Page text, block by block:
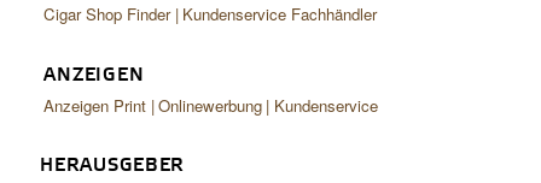
Cigar Shop Finder Kundenservice Fachhändler
ANZEIGEN
Anzeigen Print Onlinewerbung Kundenservice
HERAUSGEBER